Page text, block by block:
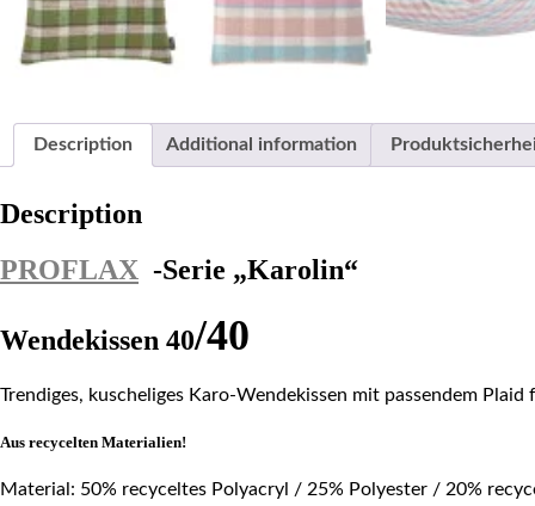
Description Additional information
Description
PROFLAX -Serie „Karolin“
Wendekissen 40/40
Trendiges, kuscheliges Karo-Wendekissen mit passendem
Aus recycelten Materialien!
Material: 50% recyceltes Polyacryl / 25% Polyester / 20%